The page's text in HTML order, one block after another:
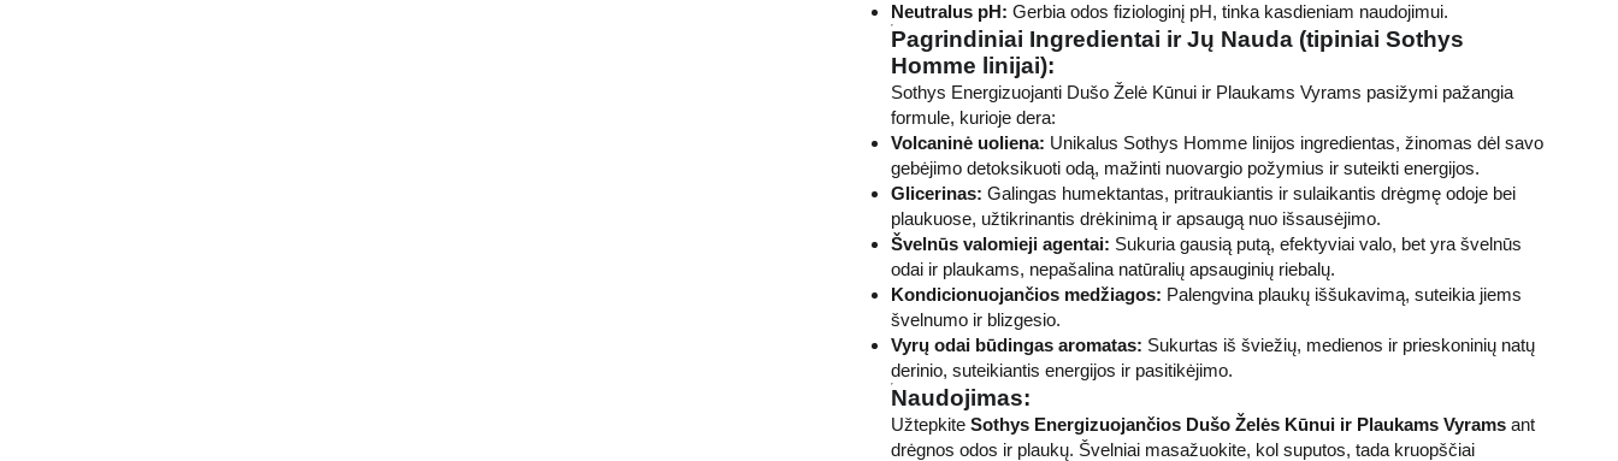
Neutralus pH: Gerbia odos fiziologinį pH, tinka kasdieniam naudojimui.
Pagrindiniai Ingredientai ir Jų Nauda (tipiniai Sothys
Homme linijai):
Sothys Energizuojanti Dušo Želė Kūnui ir Plaukams Vyrams pasižymi pažangia
formule, kurioje dera:
Volcaninė uoliena: Unikalus Sothys Homme linijos ingredientas, žinomas dėl savo
gebėjimo detoksikuoti odą, mažinti nuovargio požymius ir suteikti energijos.
Glicerinas: Galingas humektantas, pritraukiantis ir sulaikantis drėgmę odoje bei
plaukuose, užtikrinantis drėkinimą ir apsaugą nuo išsausėjimo.
Švelnūs valomieji agentai: Sukuria gausią putą, efektyviai valo, bet yra švelnūs
odai ir plaukams, nepašalina natūralių apsauginių riebalų.
Kondicionuojančios medžiagos: Palengvina plaukų iššukavimą, suteikia jiems
švelnumo ir blizgesio.
Vyrų odai būdingas aromatas: Sukurtas iš šviežių, medienos ir prieskoninių natų
derinio, suteikiantis energijos ir pasitikėjimo.
Naudojimas:
Užtepkite Sothys Energizuojančios Dušo Želės Kūnui ir Plaukams Vyrams ant
drėgnos odos ir plaukų. Švelniai masažuokite, kol suputos, tada kruopščiai